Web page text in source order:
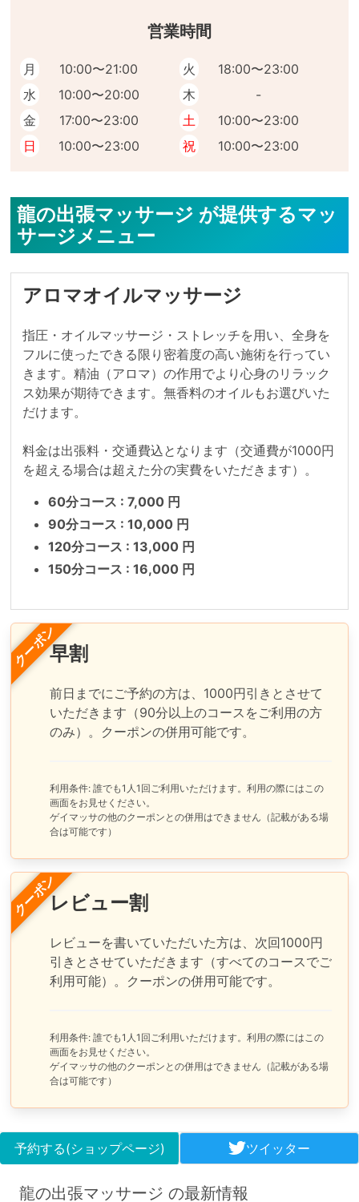
営業時間
月 10:00〜21:00 火
18:00〜23:00
水
10:00〜20:00 木
-
金
17:00〜23:00 土
10:00〜23:00
日
10:00〜23:00 祝 10:00〜23:00
龍の出張マッサージ が提供するマッ
サージメニュー
アロマオイルマッサージ
指圧・オイルマッサージ・ストレッチを用い、全身を
フルに使ったできる限り密着度の高い施術を行ってい
きます。精油（アロマ）の作用でより心身のリラック
ス効果が期待できます。無香料のオイルもお選びいた
だけます。
料金は出張料・交通費込となります（交通費が1000円
を超える場合は超えた分の実費をいただきます）。
60分コース : 7,000 円
90分コース : 10,000 円
120分コース : 13,000 円
150分コース : 16,000 円
早割
前日までにご予約の方は、1000円引きとさせて
いただきます（90分以上のコースをご利用の方
のみ）。クーポンの併用可能です。
利用条件: 誰でも1人1回ご利用いただけます。利用の際にはこの
画面をお見せください。
ゲイマッサの他のクーポンとの併用はできません（記載がある場
合は可能です）
クーポン
レビュー割
レビューを書いていただいた方は、次回1000円
引きとさせていただきます（すべてのコースでご
利用可能）。クーポンの併用可能です。
利用条件: 誰でも1人1回ご利用いただけます。利用の際にはこの
画面をお見せください。
ゲイマッサの他のクーポンとの併用はできません（記載がある場
合は可能です）
クーポン
予約する(ショップページ) ツイッター
龍の出張マッサージ の最新情報